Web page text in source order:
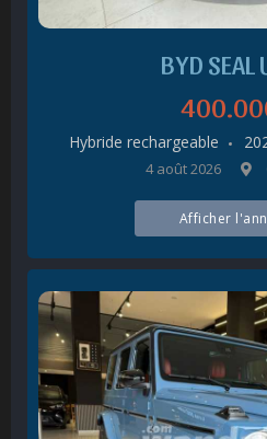
BYD SEAL
Hybride rechargeable
4 août 2026
Afficher